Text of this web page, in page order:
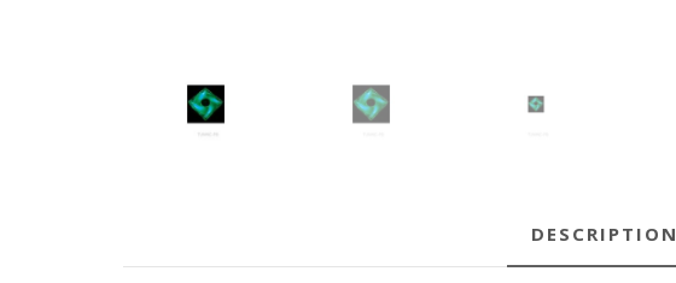
DESCRIPTION